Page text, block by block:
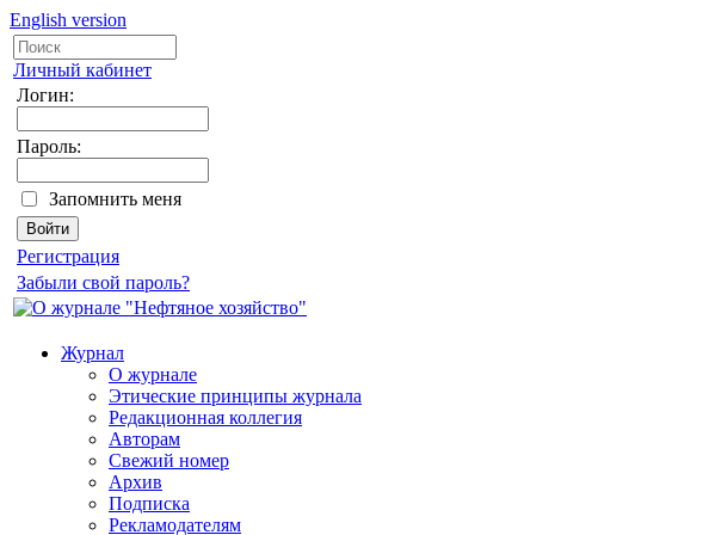
English version
Личный кабинет
Логин:
Пароль:
Запомнить меня
Регистрация
Забыли свой пароль?
Журнал
О журнале
Этические принципы журнала
Редакционная коллегия
Авторам
Свежий номер
Архив
Подписка
Рекламодателям